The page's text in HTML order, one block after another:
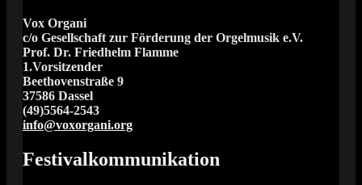
Vox Organi
c/o Gesellschaft zur Förderung der Orgelmusik e.V.
Prof. Dr. Friedhelm Flamme
1.Vorsitzender
Beethovenstraße 9
37586 Dassel
(49)5564-2543
info@voxorgani.org
Festivalkommunikation